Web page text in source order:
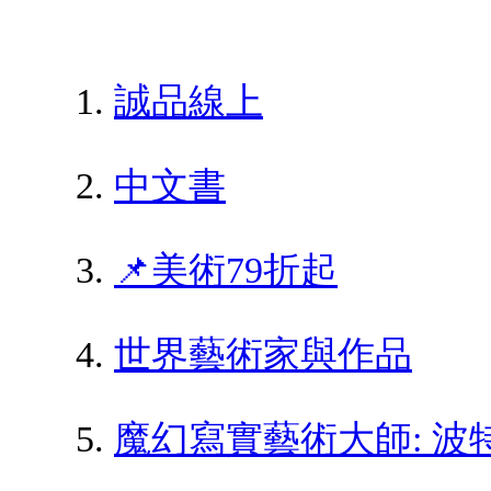
誠品線上
中文書
📌美術79折起
世界藝術家與作品
魔幻寫實藝術大師: 波